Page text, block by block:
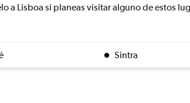
a Lisboa si planeas visitar alguno de estos
Sintra